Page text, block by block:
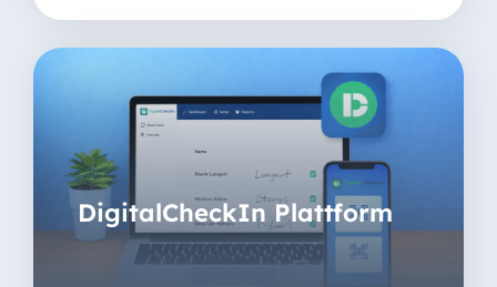
DigitalCheckIn Plattform